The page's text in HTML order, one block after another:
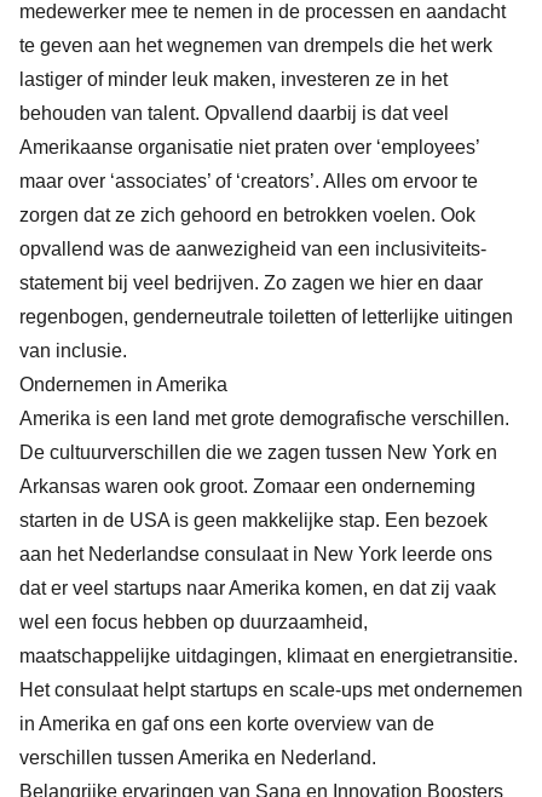
medewerker mee te nemen in de processen en aandacht
te geven aan het wegnemen van drempels die het werk
lastiger of minder leuk maken, investeren ze in het
behouden van talent. Opvallend daarbij is dat veel
Amerikaanse organisatie niet praten over ‘employees’
maar over ‘associates’ of ‘creators’. Alles om ervoor te
zorgen dat ze zich gehoord en betrokken voelen. Ook
opvallend was de aanwezigheid van een inclusiviteits-
statement bij veel bedrijven. Zo zagen we hier en daar
regenbogen, genderneutrale toiletten of letterlijke uitingen
van inclusie.
Ondernemen in Amerika
Amerika is een land met grote demografische verschillen.
De cultuurverschillen die we zagen tussen New York en
Arkansas waren ook groot. Zomaar een onderneming
starten in de USA is geen makkelijke stap. Een bezoek
aan het Nederlandse consulaat in New York leerde ons
dat er veel startups naar Amerika komen, en dat zij vaak
wel een focus hebben op duurzaamheid,
maatschappelijke uitdagingen, klimaat en energietransitie.
Het consulaat helpt startups en scale-ups met ondernemen
in Amerika en gaf ons een korte overview van de
verschillen tussen Amerika en Nederland.
Belangrijke ervaringen van Sana en Innovation Boosters